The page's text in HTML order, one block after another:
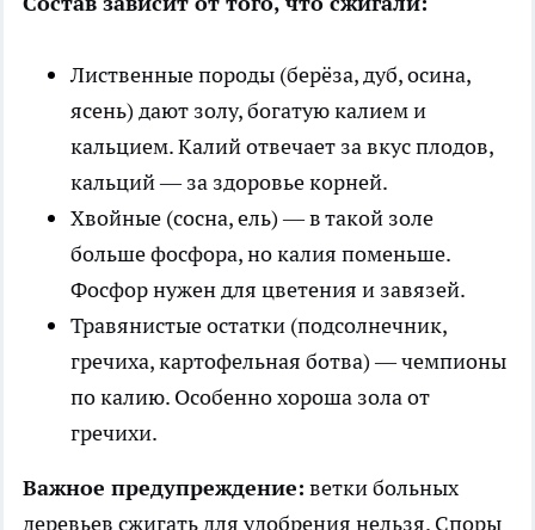
Лиственные породы (берёза, дуб, осина,
ясень) дают золу, богатую калием и
кальцием. Калий отвечает за вкус плодов,
кальций — за здоровье корней.
Хвойные (сосна, ель) — в такой золе
больше фосфора, но калия поменьше.
Фосфор нужен для цветения и завязей.
Травянистые остатки (подсолнечник,
гречиха, картофельная ботва) — чемпионы
по калию. Особенно хороша зола от
гречихи.
Важное предупреждение: ветки больных
деревьев сжигать для удобрения нельзя. Споры